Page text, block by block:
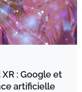
: Google et
artificielle